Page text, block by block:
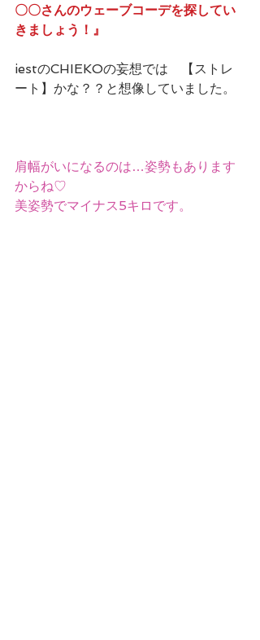
〇〇さんのウェーブコーデを探してい
きましょう！』
iestのCHIEKOの妄想では　【ストレ
ート】かな？？と想像していました。
肩幅がいになるのは…姿勢もあります
からね♡
美姿勢でマイナス5キロです。